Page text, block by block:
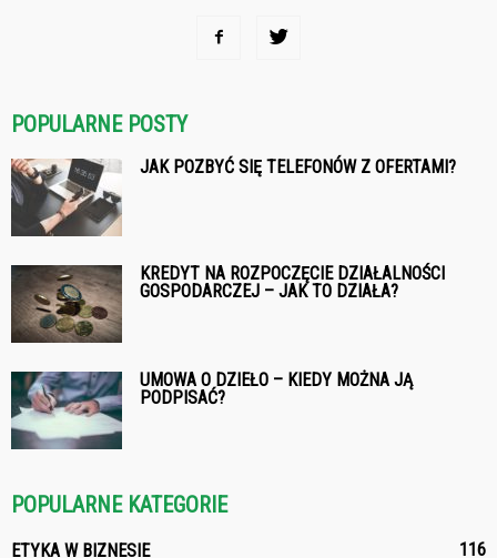
POPULARNE POSTY
JAK POZBYĆ SIĘ TELEFONÓW Z OFERTAMI?
KREDYT NA ROZPOCZĘCIE DZIAŁALNOŚCI
GOSPODARCZEJ – JAK TO DZIAŁA?
UMOWA O DZIEŁO – KIEDY MOŻNA JĄ
PODPISAĆ?
POPULARNE KATEGORIE
ETYKA W BIZNESIE 116